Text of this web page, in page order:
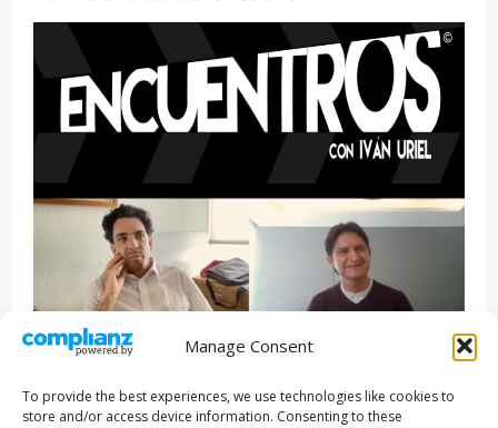
Manage Consent
To provide the best experiences, we use technologies like cookies to
store and/or access device information. Consenting to these
Entrevista Series
ENCUENTROS CON IVÁN URIEL T3E22: JUAN PATRICIO